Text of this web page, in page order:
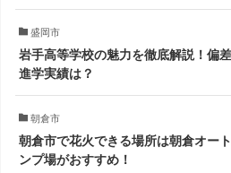
盛岡市
岩手高等学校の魅力を徹底解説！偏
進学実績は？
朝倉市
朝倉市で花火できる場所は朝倉オー
ンプ場がおすすめ！